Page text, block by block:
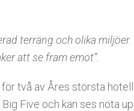
terräng och olika
att se fram emot”.
två av Åres största
Five och kan ses nöta